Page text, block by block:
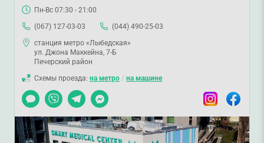
Пн-Вс 07:30 - 21:00
(067) 127-03-03
(044) 490-25-03
станция метро «Лыбедская»
ул. Джона Маккейна, 7-Б
Печерский район
Схемы проезда: на метро / на машине
Чат
Viber TelegramMessenger InstagramFacebook